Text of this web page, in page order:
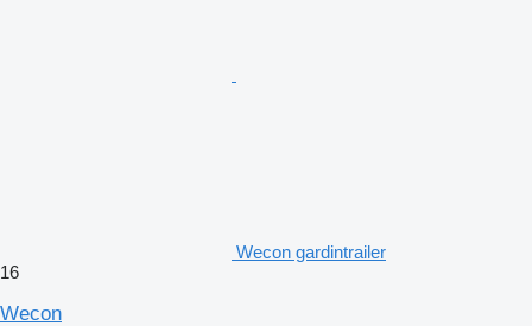
Wecon gardintrailer
16
Wecon